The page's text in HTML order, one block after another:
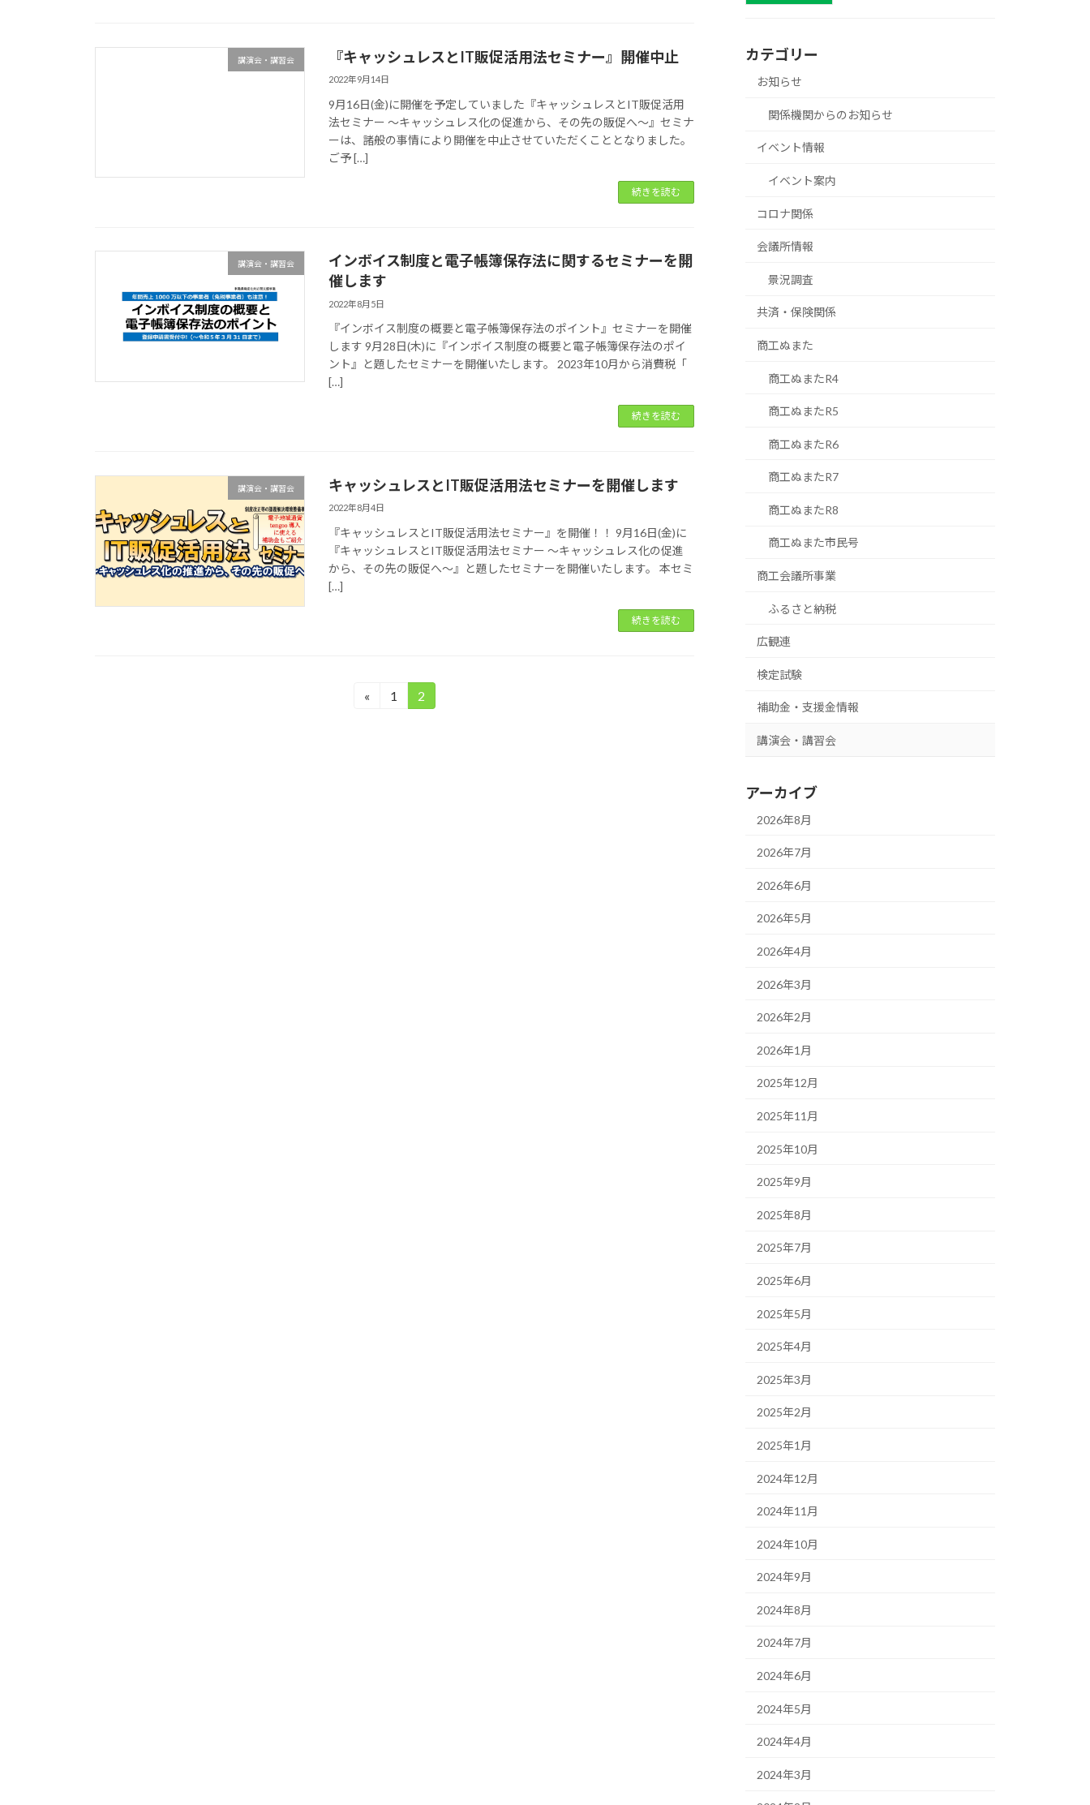
講演会・講習会 『キャッシュレスとIT販促活用法セミナー』開催中止
2022年9月14日
9月16日(金)に開催を予定していました『キャッシュレスとIT販促活用
法セミナー ～キャッシュレス化の促進から、その先の販促へ～』セミナ
ーは、諸般の事情により開催を中止させていただくこととなりました。️
ご予 […]
続きを読む
講演会・講習会
インボイス制度と電子帳簿保存法に関するセミナーを開
催します
2022年8月5日
『インボイス制度の概要と電子帳簿保存法のポイント』セミナーを開催
します 9月28日(木)に『インボイス制度の概要と電子帳簿保存法のポイ
ント』と題したセミナーを開催いたします。️ 2023年10月から消費税「
[…]
続きを読む
講演会・講習会 キャッシュレスとIT販促活用法セミナーを開催します
2022年8月4日
『キャッシュレスとIT販促活用法セミナー』を開催！！ 9月16日(金)に
『キャッシュレスとIT販促活用法セミナー ～キャッシュレス化の促進
から、その先の販促へ～』と題したセミナーを開催いたします。️ 本セミ
[…]
続きを読む
«
固
1
固
2
カテゴリー
お知らせ
関係機関からのお知らせ
イベント情報
イベント案内
コロナ関係
会議所情報
景況調査
共済・保険関係
商工ぬまた
商工ぬまたR4
商工ぬまたR5
商工ぬまたR6
商工ぬまたR7
商工ぬまたR8
商工ぬまた市民号
商工会議所事業
ふるさと納税
広観連
検定試験
補助金・支援金情報
講演会・講習会
アーカイブ
2026年8月
2026年7月
2026年6月
2026年5月
2026年4月
2026年3月
2026年2月
2026年1月
2025年12月
2025年11月
2025年10月
2025年9月
2025年8月
2025年7月
2025年6月
2025年5月
2025年4月
2025年3月
2025年2月
2025年1月
2024年12月
2024年11月
2024年10月
2024年9月
2024年8月
2024年7月
2024年6月
2024年5月
2024年4月
2024年3月